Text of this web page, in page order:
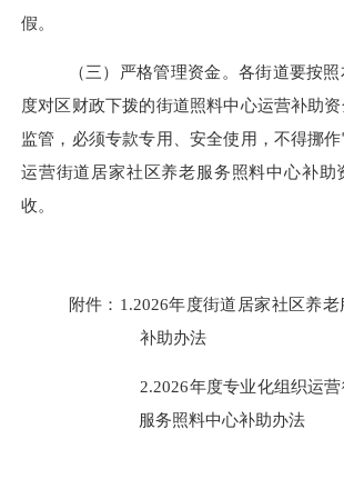
假。
（三） 严格管理资金。 各街道要按照
度对区财政下拨的街道照料中心运营补助
监管，必须专款专用、安全使用，不得挪
运营街道居家社区养老服务照料中心补助
收。
附件： 1.2026年度街道居家社区养老
补助办法
2.2026年度专业化组织运营
服务照料中心补助办法